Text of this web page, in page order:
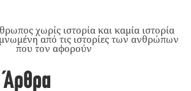
χωρίς ιστορία και καμία ιστορία
από τις ιστορίες των ανθρώπων
που τον αφορούν